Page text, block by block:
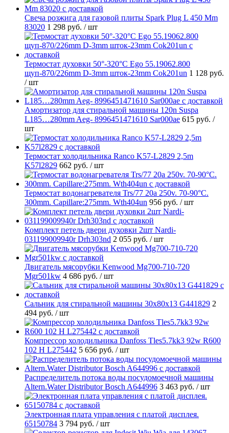
Свеча розжига для газовой плиты Spark Plug L 450 Mm
83020 1 298 руб. / шт
Термостат духовки 50°-320°C Ego 55.19062.800
щуп-870/226mm D-3mm шток-23mm Cok201un 1 128 руб.
/ шт
Амортизатор для стиральной машины 120n Suspa
L185…280mm Aeg- 8996451471610 Sar000ae 615 руб. /
шт
Термостат холодильника Ranco K57-L2829 2,5m
K57l2829 662 руб. / шт
Термостат водонагревателя Trs/77 20a 250v. 70-90°C.
300mm. Capillare:275mm. Wth404un 956 руб. / шт
Комплект петель двери духовки 2шт Nardi-
031199009940r Drh303nd 2 055 руб. / шт
Двигатель мясорубки Kenwood Mg700-710-720
Mgr501kw 4 686 руб. / шт
Cальник для стиральной машины 30x80x13 G441829 2
494 руб. / шт
Компрессор холодильника Danfoss Tles5.7kk3 92w R600
102 H L275442 5 656 руб. / шт
Распределитель потока воды посудомоечной машины
Altern.Water Distributor Bosch A644996 3 463 руб. / шт
Электронная плата управления с платой дисплея.
65150784 3 794 руб. / шт